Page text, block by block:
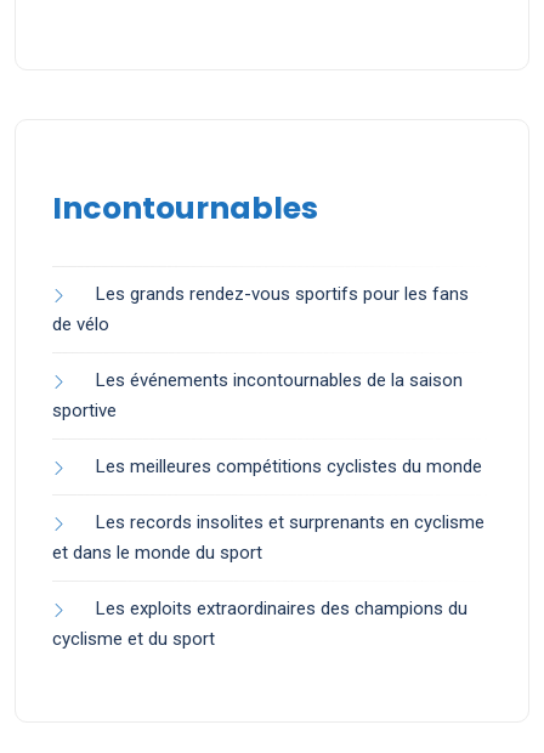
Incontournables
Les grands rendez-vous sportifs pour les fans
de vélo
Les événements incontournables de la saison
sportive
Les meilleures compétitions cyclistes du monde
Les records insolites et surprenants en cyclisme
et dans le monde du sport
Les exploits extraordinaires des champions du
cyclisme et du sport